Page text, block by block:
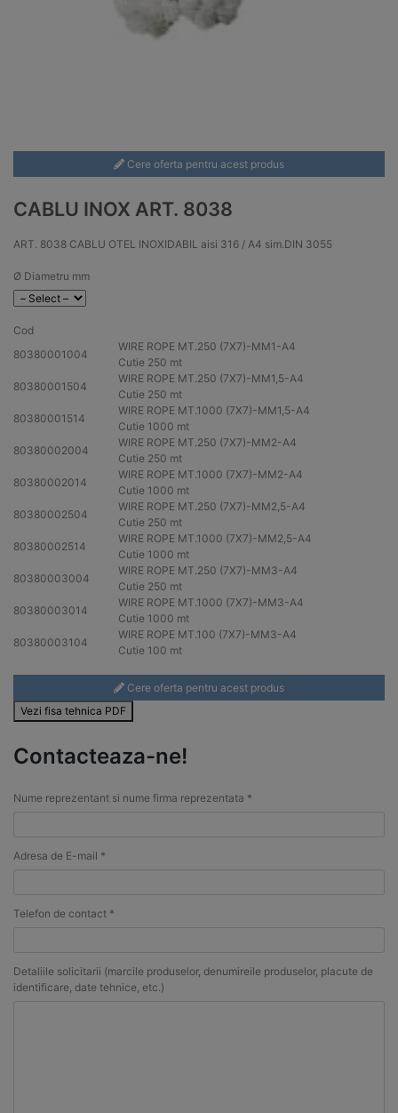
Cere oferta pentru acest produs
CABLU INOX ART. 8038
ART. 8038 CABLU OTEL INOXIDABIL aisi 316 / A4 sim.DIN 3055
Ø Diametru mm
Cod
80380001004
WIRE ROPE MT.250 (7X7)-MM1-A4
Cutie 250 mt
80380001504
WIRE ROPE MT.250 (7X7)-MM1,5-A4
Cutie 250 mt
80380001514
WIRE ROPE MT.1000 (7X7)-MM1,5-A4
Cutie 1000 mt
80380002004
WIRE ROPE MT.250 (7X7)-MM2-A4
Cutie 250 mt
80380002014
WIRE ROPE MT.1000 (7X7)-MM2-A4
Cutie 1000 mt
80380002504
WIRE ROPE MT.250 (7X7)-MM2,5-A4
Cutie 250 mt
80380002514
WIRE ROPE MT.1000 (7X7)-MM2,5-A4
Cutie 1000 mt
80380003004
WIRE ROPE MT.250 (7X7)-MM3-A4
Cutie 250 mt
80380003014
WIRE ROPE MT.1000 (7X7)-MM3-A4
Cutie 1000 mt
80380003104
WIRE ROPE MT.100 (7X7)-MM3-A4
Cutie 100 mt
Cere oferta pentru acest produs
Vezi fisa tehnica PDF
Contacteaza-ne!
Nume reprezentant si nume firma reprezentata *
Adresa de E-mail *
Telefon de contact *
Detaliile solicitarii (marcile produselor, denumireile produselor, placute de
identificare, date tehnice, etc.)